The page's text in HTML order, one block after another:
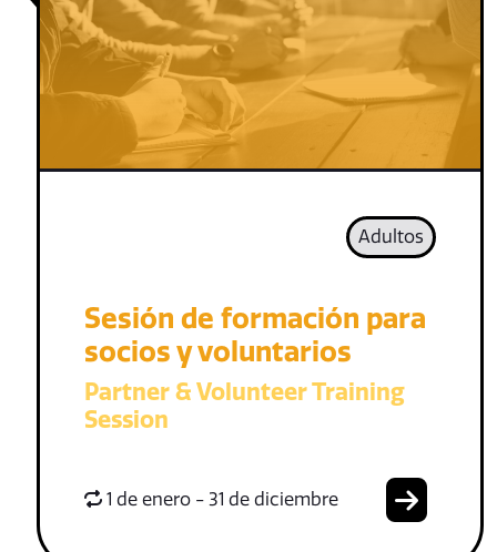
Adultos
Sesión de formación para
socios y voluntarios
Partner & Volunteer Training
Session
1 de enero - 31 de diciembre